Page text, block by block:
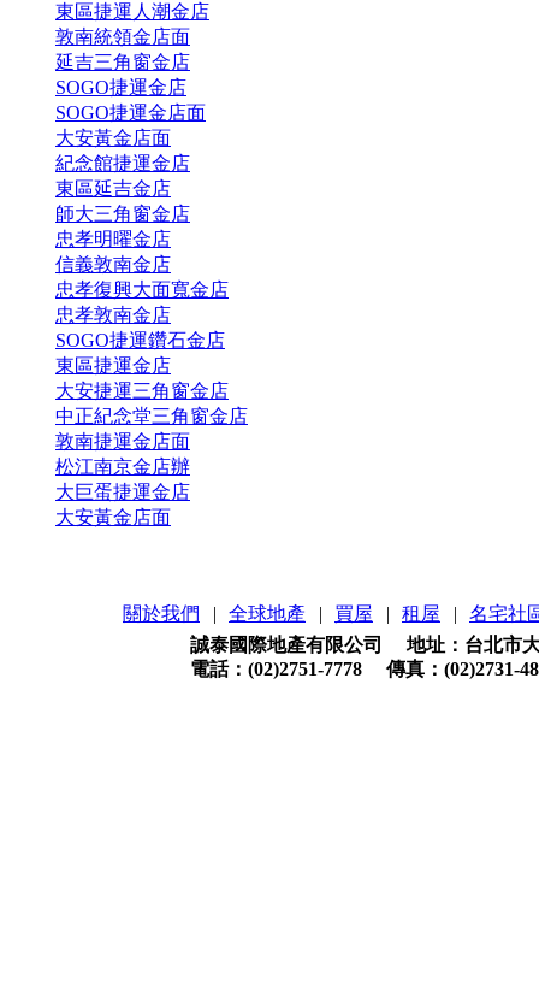
東區捷運人潮金店
敦南統領金店面
延吉三角窗金店
SOGO捷運金店
SOGO捷運金店面
大安黃金店面
紀念館捷運金店
東區延吉金店
師大三角窗金店
忠孝明曜金店
信義敦南金店
忠孝復興大面寬金店
忠孝敦南金店
SOGO捷運鑽石金店
東區捷運金店
大安捷運三角窗金店
中正紀念堂三角窗金店
敦南捷運金店面
松江南京金店辦
大巨蛋捷運金店
大安黃金店面
關於我們 | 全球地產 | 買屋 | 租屋 |
名宅社
誠泰國際地產有限公司 地址：台北市
電話：(02)2751-7778 傳真：(02)2731-